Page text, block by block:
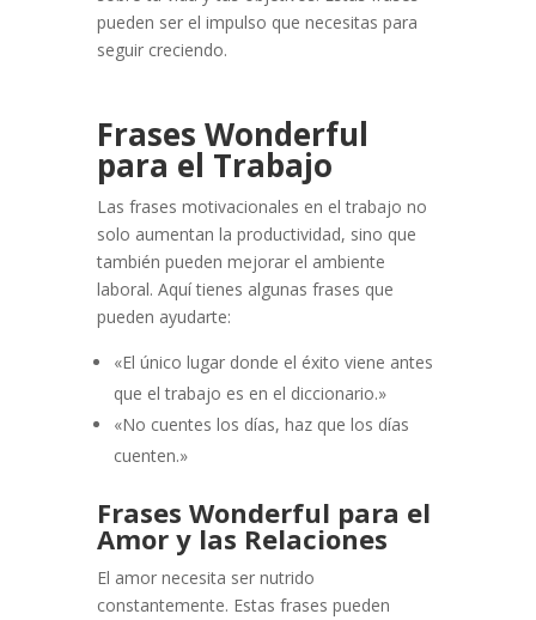
pueden ser el impulso que necesitas para
seguir creciendo.
Frases Wonderful
para el Trabajo
Las frases motivacionales en el trabajo no
solo aumentan la productividad, sino que
también pueden mejorar el ambiente
laboral. Aquí tienes algunas frases que
pueden ayudarte:
«El único lugar donde el éxito viene antes
que el trabajo es en el diccionario.»
«No cuentes los días, haz que los días
cuenten.»
Frases Wonderful para el
Amor y las Relaciones
El amor necesita ser nutrido
constantemente. Estas frases pueden